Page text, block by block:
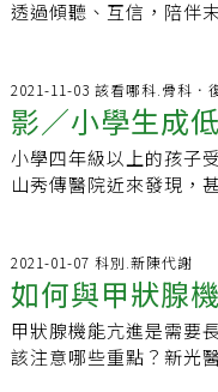
從年輕時開始認識生死
安寧服務，讓更多病人
限，陪伴無限 用愛守護
我在安寧照顧中最深的
重、傾聽、支持。希望
研究、專科醫師培訓與
辦學術研討會、推動家
設立家庭醫學科，為社
病好日子】糖友早上出
會便秘？有什麼助排便
列活動，讓社區民眾可
銜接急性後期住宿長照
清幼喜歡看電影，特別
務，得靠團隊合作與支
是北市聯醫桌球社社長
行，只要遠離電腦就能
醫學、醫院管理● 現職
主治醫師● 學歷：國立
為國立陽明交通大學）
陽明院區副院長、社區
日子YouTube 📍專屬訂閱&gt;&gt;慢病好日子電子報 📍追蹤加入&gt;&gt;慢病好
信任的專科醫師。過往
師，做雙向轉介。【慢
學會致力於推動家庭醫
的交流合作。學會通過
準，並積極輔導教學醫
官方網站｜更多文章【
圈📍觀看影音>>慢病好
>>慢病好日子-一起最
的資訊可供參考，可以
台灣家庭醫學醫學會致
並加強與國際間的交流
提升全民健康水準，並
心的醫療服務。官方網
&gt;&gt;慢病好日子主題圈
&gt;&gt;慢病好日子電
透過傾聽、互信，陪伴
刻骨銘心故事，他娓娓
醫科門診病人，相處久
躁動，手腳遭束縛，過
療，身上不再插滿管子
子到診間，對孫子說「
面對「我那麼有錢還如
兆勳的感觸，說明在死
房，他無法接受被插上
屬溝通，讓病人感受到
2021-11-03 該看哪科.骨科．
影／小學生成
多
小學四年級以上的孩子
山秀傳醫院近來發現，
竹山、水里、信義地區
年約11、12場，場次沒
小四以上「脊椎側彎」
「低頭族」的因素。小
就醫尋求改善的小患者
2021-01-07 科別.新陳代謝
如何與甲狀腺
甲狀腺機能亢進是需要
該注意哪些重點？新光